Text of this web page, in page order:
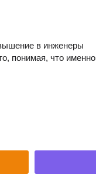
в инженеры
понимая, что именно